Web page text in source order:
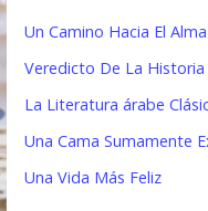
a
ó
Un Camino Hacia El Alma
Veredicto De La Historia
La Literatura árabe
Una Cama Sumamente
Una Vida Más Feliz